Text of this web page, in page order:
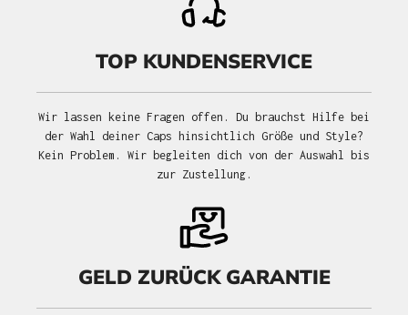
TOP KUNDENSERVICE
Wir lassen keine Fragen offen. Du brauchst Hilfe bei
der Wahl deiner Caps hinsichtlich Größe und Style?
Kein Problem. Wir begleiten dich von der Auswahl bis
zur Zustellung.
GELD ZURÜCK GARANTIE